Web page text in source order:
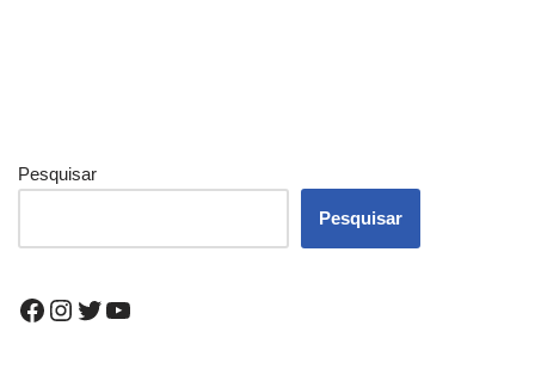
Pesquisar
Pesquisar